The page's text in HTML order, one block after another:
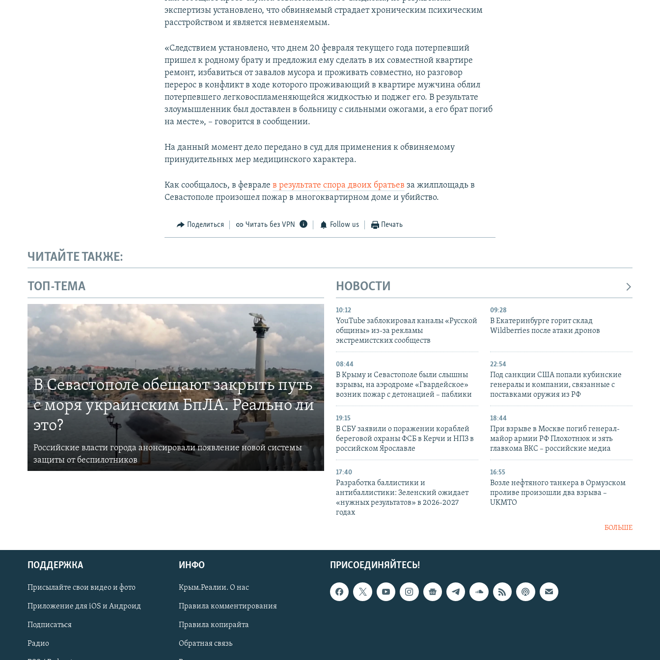
Українською
Qırımtatar
ПРИСОЕДИНЯЙТЕСЬ!
экспертизы установлено, что обвиняемый страдает хроническим психическим
расстройством и является невменяемым.
«Следствием установлено, что днем 20 февраля текущего года потерпевший
пришел к родному брату и предложил ему сделать в их совместной квартире
ремонт, избавиться от завалов мусора и проживать совместно, но разговор
перерос в конфликт в ходе которого проживающий в квартире мужчина облил
потерпевшего легковоспламеняющейся жидкостью и поджег его. В результате
злоумышленник был доставлен в больницу с сильными ожогами, а его брат погиб
на месте», – говорится в сообщении.
На данный момент дело передано в суд для применения к обвиняемому
принудительных мер медицинского характера.
Как сообщалось, в февралев результате спора двоих братьев за жилплощадь в
Севастополе произошел пожар в многоквартирном доме и убийство.
Поделиться Читать без VPN Follow us Печать
ЧИТАЙТЕ ТАКЖЕ:
ТОП-ТЕМА
В Севастополе обещают закрыть путь
с моря украинским БпЛА. Реально ли
это?
Российские власти города анонсировали появление новой системы
защиты от беспилотников
НОВОСТИ
10:12
YouTube заблокировал каналы «Русской
общины» из-за рекламы
экстремистских сообществ
09:28
В Екатеринбурге горит склад
Wildberries после атаки дронов
08:44
В Крыму и Севастополе были слышны
взрывы, на аэродроме «Гвардейское»
возник пожар с детонацией – паблики
22:54
Под санкции США попали кубинские
генералы и компании, связанные с
поставками оружия из РФ
19:15
В СБУ заявили о поражении кораблей
береговой охраны ФСБ в Керчи и НПЗ в
российском Ярославле
18:44
При взрыве в Москве погиб генерал-
майор армии РФ Плохотнюк и зять
главкома ВКС – российские медиа
17:40
Разработка баллистики и
антибаллистики: Зеленский ожидает
«нужных результатов» в 2026-2027
годах
16:55
Возле нефтяного танкера в Ормузском
проливе произошли два взрыва –
UKMTO
БОЛЬШЕ
ПРИСОЕДИНЯЙТЕСЬ!
ПОДДЕРЖКА
Присылайте свои видео и фото
Приложение для iOS и Андроид
Подписаться
Радио
ИНФО
Крым.Реалии. О нас
Правила комментирования
Правила копирайта
Обратная связь